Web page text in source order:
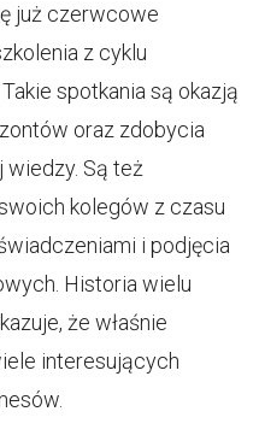
już czerwcowe
z cyklu
spotkania są okazją
oraz zdobycia
Są też
kolegów z czasu
i podjęcia
Historia wielu
że właśnie
interesujących